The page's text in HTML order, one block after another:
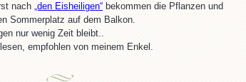
nach „den Eisheiligen“ bekommen die Pflanzen und
Sommerplatz auf dem Balkon.
nur wenig Zeit bleibt..
empfohlen von meinem Enkel.